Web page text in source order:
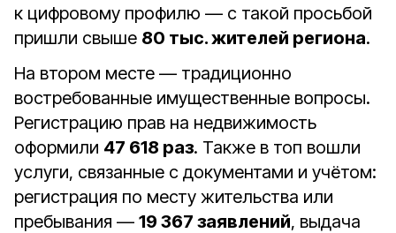
к цифровому профилю — с такой просьбой
пришли свыше 80 тыс. жителей региона.
На втором месте — традиционно
востребованные имущественные вопросы.
Регистрацию прав на недвижимость
оформили 47 618 раз. Также в топ вошли
услуги, связанные с документами и учётом:
регистрация по месту жительства или
пребывания — 19 367 заявлений, выдача